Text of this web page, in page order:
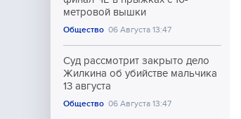
Общество
Культура
метровой вышки
Общество 06 Августа 13:47
Суд рассмотрит закрыто дело
Жилкина об убийстве мальчика
13 августа
Общество 06 Августа 13:47